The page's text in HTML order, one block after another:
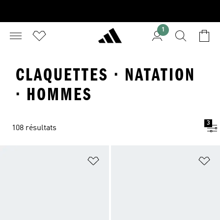
1
CLAQUETTES · NATATION
· HOMMES
108 résultats
3
Ajouter à la Liste de produits